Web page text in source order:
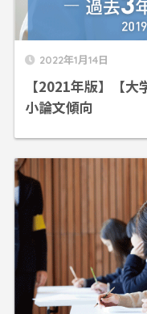
2022年1月14日
【2021年版】【
小論文傾向